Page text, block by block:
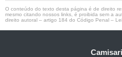
O conteúdo do texto desta página é de direito
mesmo citando nossos links, é proibida sem a
direito autoral – artigo 184 do Código Penal –